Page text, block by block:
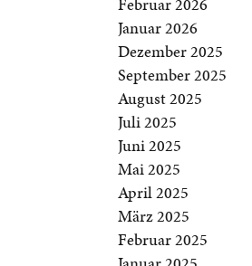
Januar 2026
Dezember 2025
September 2025
August 2025
Juli 2025
Juni 2025
Mai 2025
April 2025
März 2025
Februar 2025